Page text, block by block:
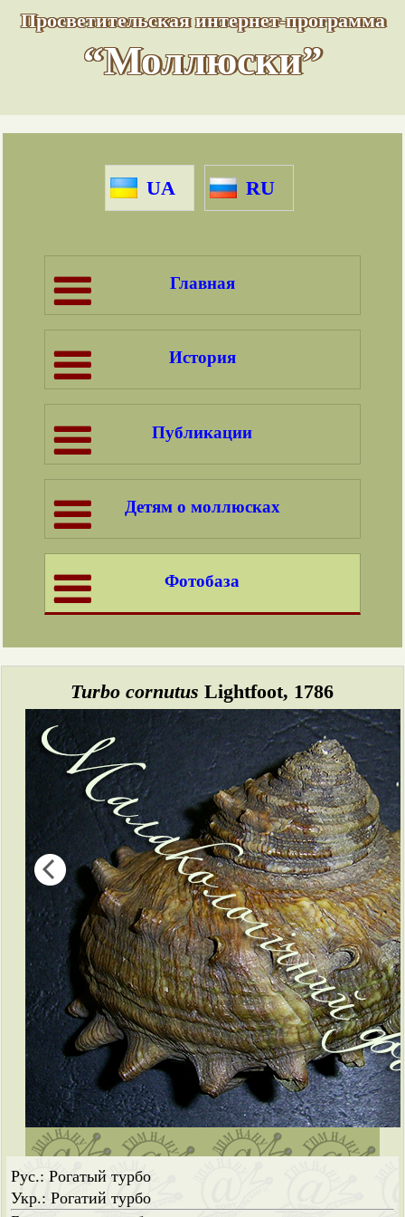
Просветительская интернет-программа
“Моллюски”
UA RU
Главная
История
Публикации
Детям о моллюсках
Фотобаза
Turbo cornutus Lightfoot, 1786
Рус.: Рогатый турбо
Укр.: Рогатий турбо